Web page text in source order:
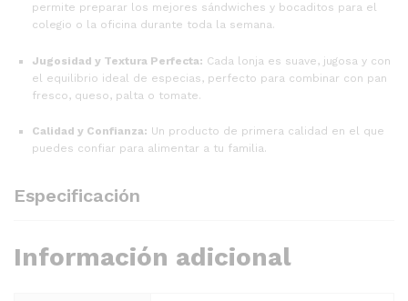
permite preparar los mejores sándwiches y bocaditos para el
colegio o la oficina durante toda la semana.
Jugosidad y Textura Perfecta: Cada lonja es suave, jugosa y con
el equilibrio ideal de especias, perfecto para combinar con pan
fresco, queso, palta o tomate.
Calidad y Confianza: Un producto de primera calidad en el que
puedes confiar para alimentar a tu familia.
Especificación
Información adicional